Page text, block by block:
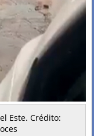
Este. Crédito: